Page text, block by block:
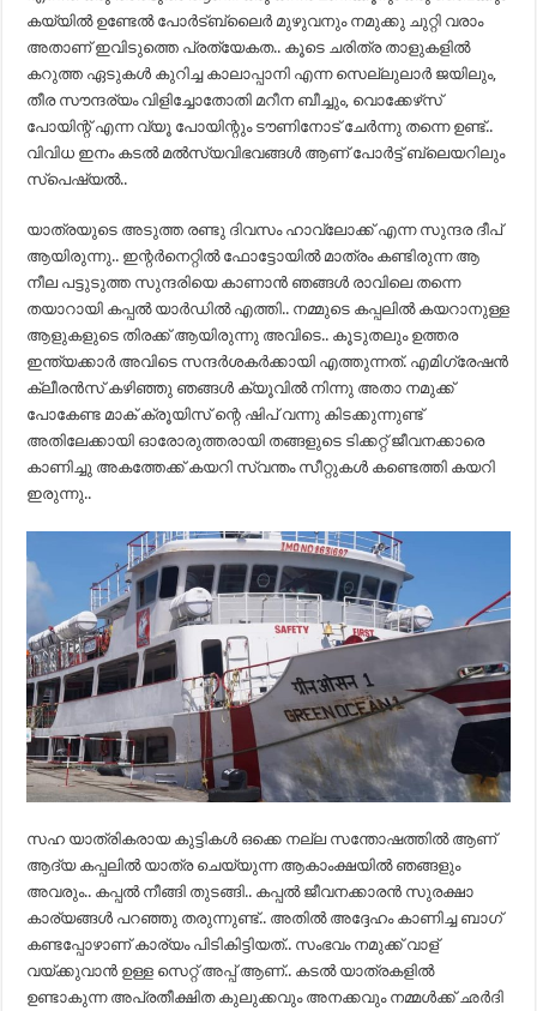
കയ്യിൽ ഉണ്ടേൽ പോർട്ബ്ലൈർ മുഴുവനും നമുക്കു ചുറ്റി വരാം
അതാണ് ഇവിടുത്തെ പ്രത്യേകത.. കൂടെ ചരിത്ര താളുകളിൽ
കറുത്ത ഏടുകൾ കുറിച്ച കാലാപ്പാനി എന്ന സെല്ലുലാർ ജയിലും,
തീര സൗന്ദര്യം വിളിച്ചോതോതി മറീന ബീച്ചും, വൊക്കേഴ്‌സ്
പോയിന്റ് എന്ന വ്യൂ പോയിന്റും ടൗണിനോട് ചേർന്നു തന്നെ ഉണ്ട്..
വിവിധ ഇനം കടൽ മൽസ്യവിഭവങ്ങൾ ആണ് പോർട്ട് ബ്ലെയറിലും
സ്‌പെഷ്യൽ..
യാത്രയുടെ അടുത്ത രണ്ടു ദിവസം ഹാവ്ലോക്ക് എന്ന സുന്ദര ദീപ്
ആയിരുന്നു.. ഇന്റർനെറ്റിൽ ഫോട്ടോയിൽ മാത്രം കണ്ടിരുന്ന ആ
നീല പട്ടുടുത്ത സുന്ദരിയെ കാണാൻ ഞങ്ങൾ രാവിലെ തന്നെ
തയാറായി കപ്പൽ യാർഡിൽ എത്തി.. നമ്മുടെ കപ്പലിൽ കയറാനുള്ള
ആളുകളുടെ തിരക്ക് ആയിരുന്നു അവിടെ.. കൂടുതലും ഉത്തര
ഇന്ത്യക്കാർ അവിടെ സന്ദർശകർക്കായി എത്തുന്നത്. എമിഗ്രേഷൻ
ക്ലീരൻസ് കഴിഞ്ഞു ഞങ്ങൾ ക്യൂവിൽ നിന്നു അതാ നമുക്ക്
പോകേണ്ട മാക് ക്രൂയിസ് ന്റെ ഷിപ് വന്നു കിടക്കുന്നുണ്ട്
അതിലേക്കായി ഓരോരുത്തരായി തങ്ങളുടെ ടിക്കറ്റ് ജീവനക്കാരെ
കാണിച്ചു അകത്തേക്ക് കയറി സ്വന്തം സീറ്റുകൾ കണ്ടെത്തി കയറി
ഇരുന്നു..
സഹ യാത്രികരായ കുട്ടികൾ ഒക്കെ നല്ല സന്തോഷത്തിൽ ആണ്
ആദ്യ കപ്പലിൽ യാത്ര ചെയ്യുന്ന ആകാംക്ഷയിൽ ഞങ്ങളും
അവരും.. കപ്പൽ നീങ്ങി തുടങ്ങി.. കപ്പൽ ജീവനക്കാരൻ സുരക്ഷാ
കാര്യങ്ങൾ പറഞ്ഞു തരുന്നുണ്ട്.. അതിൽ അദ്ദേഹം കാണിച്ച ബാഗ്
കണ്ടപ്പോഴാണ് കാര്യം പിടികിട്ടിയത്.. സംഭവം നമുക്ക് വാള്
വയ്ക്കുവാൻ ഉള്ള സെറ്റ് അപ്പ് ആണ്.. കടൽ യാത്രകളിൽ
ഉണ്ടാകുന്ന അപ്രതീക്ഷിത കുലുക്കവും അനക്കവും നമ്മൾക്ക് ഛർദി